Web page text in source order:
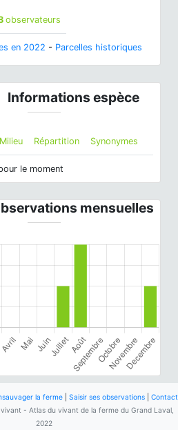
observateurs
en 2022 - Parcelles historiques
Informations espèce
Milieu Répartition Synonymes
le moment
mensuelles
la ferme Saisir ses observations
Contact
- Atlas du vivant de la ferme du Grand Laval,
2022